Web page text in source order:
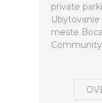
private
Ubytovanie
meste